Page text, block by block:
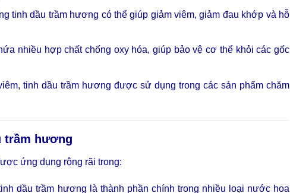
tinh dầu trầm hương có thể giúp giảm viêm, giảm đau khớp và hỗ
nhiều hợp chất chống oxy hóa, giúp bảo vệ cơ thể khỏi các gốc
tinh dầu trầm hương được sử dụng trong các sản phẩm chăm
trầm hương
ứng dụng rộng rãi trong:
dầu trầm hương là thành phần chính trong nhiều loại nước hoa